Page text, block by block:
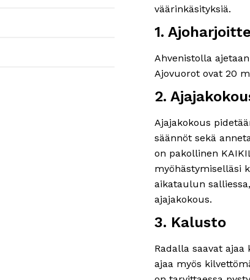
väärinkäsityksiä.
1.
Ahvenistolla
Ajovuorot ovat 20
2.
Ajajakokous
säännöt sekä
on pakollinen
myöhästymiselläsi
aikataulun
ajajakokous.
3. Kalusto
Radalla saavat
ajaa myös